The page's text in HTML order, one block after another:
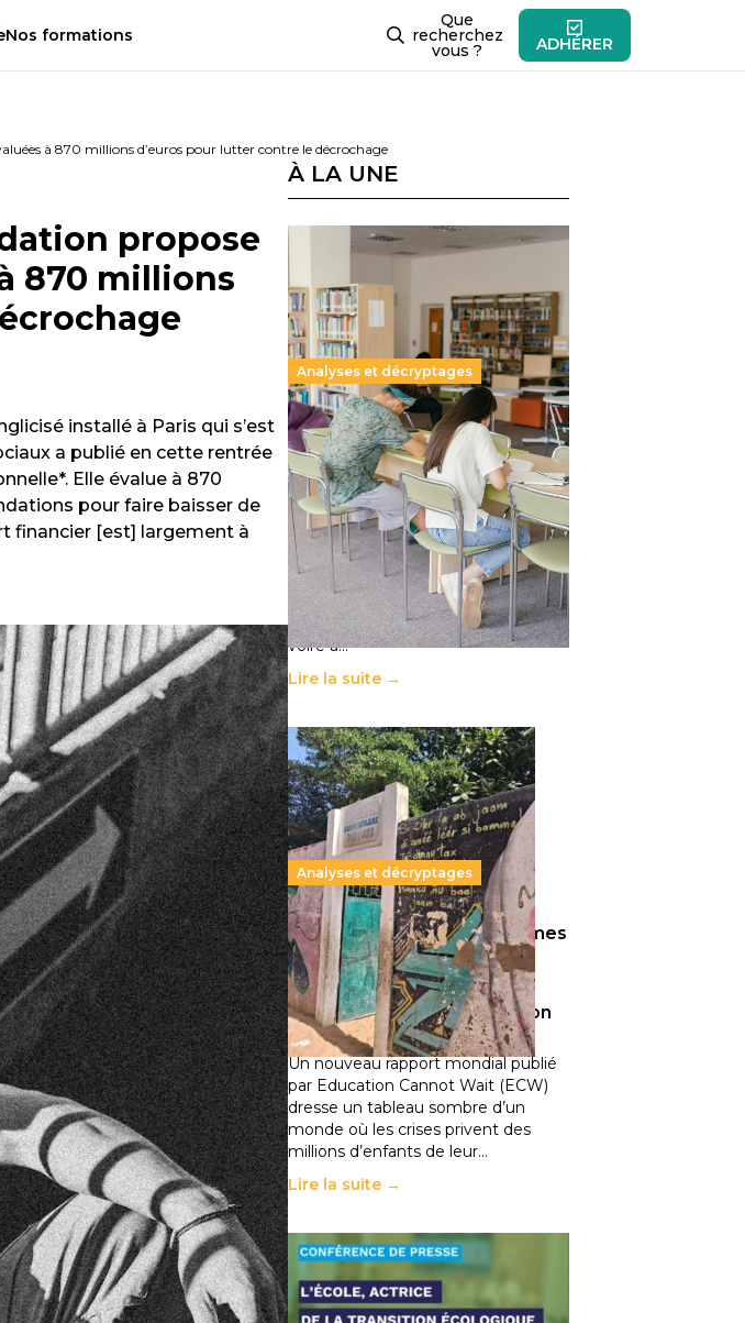
Nos formations
Que
recherchez
vous ? ADHÉRER
à 870 millions d’euros pour lutter contre le décrochage
propose
870 millions
installé à Paris qui s’est
a publié en cette rentrée
Elle évalue à 870
pour faire baisser de
financier [est] largement à
À LA UNE
Analyses et décryptages
Supérieur privé : une dérive
qui met à mal la promesse
républicaine
11 juillet 2026- National
Le projet de loi sur la régulation de
l’enseignement supérieur privé met
en lumière l’amplification d’un
système qui relègue l’acte
pédagogique au superfétatoire,
voire à…
Lire la suite →
Analyses et décryptages
258 millions d’enfants victimes
de la guerre, des chocs
climatiques et des
déplacements de population
11 juillet 2026 -National
Un nouveau rapport mondial publié
par Education Cannot Wait (ECW)
dresse un tableau sombre d’un
monde où les crises privent des
millions d’enfants de leur…
Lire la suite →